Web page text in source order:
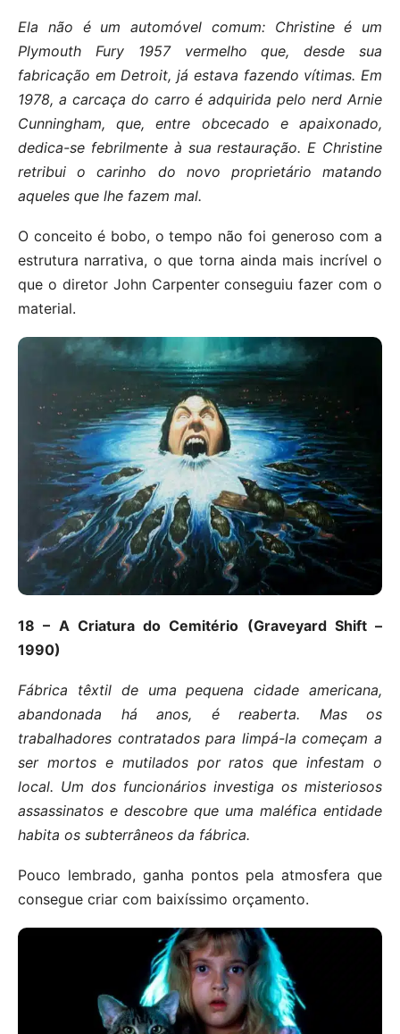
Ela não é um automóvel comum: Christine é um
Plymouth Fury 1957 vermelho que, desde sua
fabricação em Detroit, já estava fazendo vítimas. Em
1978, a carcaça do carro é adquirida pelo nerd Arnie
Cunningham, que, entre obcecado e apaixonado,
dedica-se febrilmente à sua restauração. E Christine
retribui o carinho do novo proprietário matando
aqueles que lhe fazem mal.
O conceito é bobo, o tempo não foi generoso com a
estrutura narrativa, o que torna ainda mais incrível o
que o diretor John Carpenter conseguiu fazer com o
material.
18 – A Criatura do Cemitério (Graveyard Shift –
1990)
Fábrica têxtil de uma pequena cidade americana,
abandonada há anos, é reaberta. Mas os
trabalhadores contratados para limpá-la começam a
ser mortos e mutilados por ratos que infestam o
local. Um dos funcionários investiga os misteriosos
assassinatos e descobre que uma maléfica entidade
habita os subterrâneos da fábrica.
Pouco lembrado, ganha pontos pela atmosfera que
consegue criar com baixíssimo orçamento.